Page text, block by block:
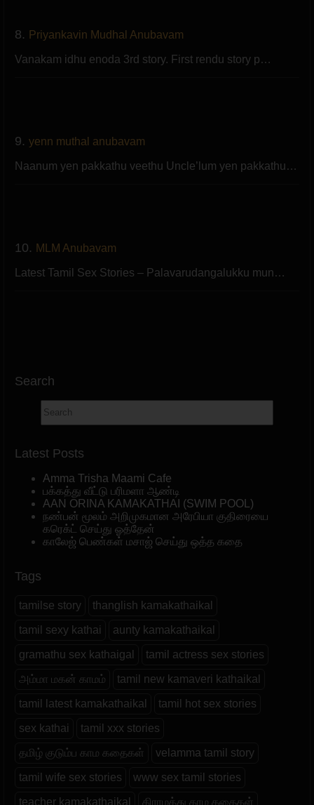
8. Priyankavin Mudhal Anubavam
Vanakam idhu enoda 3rd story. First rendu story p…
9. yenn muthal anubavam
Naanum yen pakkathu veethu Uncle’lum yen pakkathu…
10. MLM Anubavam
Latest Tamil Sex Stories – Palavarudangalukku mun…
Search
Latest Posts
Amma Trisha Maami Cafe
பக்கத்து வீட்டு பரிமளா ஆண்டி
AAN ORINA KAMAKATHAI (SWIM POOL)
நண்பன் மூலம் அறிமுகமான அரேபியா குதிரையை
கரெக்ட் செய்து ஓத்தேன்
காலேஜ் பெண்கள் மசாஜ் செய்து ஒத்த கதை
Tags
tamilse story thanglish kamakathaikal
tamil sexy kathai aunty kamakathaikal
gramathu sex kathaigal tamil actress sex stories
அம்மா மகன் காமம் tamil new kamaveri kathaikal
tamil latest kamakathaikal tamil hot sex stories
sex kathai tamil xxx stories
தமிழ் குடும்ப காம கதைகள் velamma tamil story
tamil wife sex stories www sex tamil stories
teacher kamakathaikal கிராமத்து காம கதைகள்